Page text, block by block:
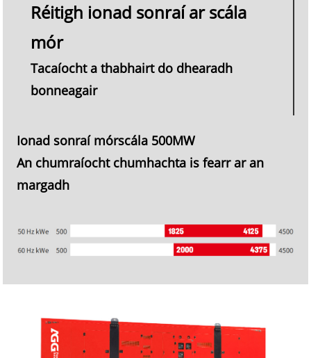
Réitigh ionad sonraí ar scála
mór
Tacaíocht a thabhairt do dhearadh
bonneagair
Ionad sonraí mórscála 500MW
An chumraíocht chumhachta is fearr ar an
margadh